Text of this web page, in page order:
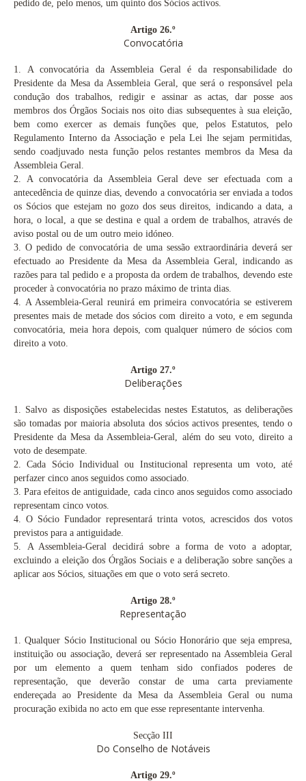
pedido de, pelo menos, um quinto dos Sócios activos.
Artigo 26.º
Convocatória
1.
A convocatória da Assembleia Geral é da responsabilidade do
Presidente da Mesa da Assembleia Geral, que será o responsável pela
condução dos trabalhos, redigir e assinar as actas, dar posse aos
membros dos Órgãos Sociais nos oito dias subsequentes à sua eleição,
bem como exercer as demais funções que, pelos Estatutos, pelo
Regulamento Interno da Associação e pela Lei lhe sejam permitidas,
sendo coadjuvado nesta função pelos restantes membros da Mesa da
Assembleia Geral.
2.
A convocatória da Assembleia Geral deve ser efectuada com a
antecedência de quinze dias, devendo a convocatória ser enviada a todos
os Sócios que estejam no gozo dos seus direitos, indicando a data, a
hora, o local, a que se destina e qual a ordem de trabalhos, através de
aviso postal ou de um outro meio idóneo.
3. O pedido de convocatória de uma sessão extraordinária deverá ser
efectuado ao Presidente da Mesa da Assembleia Geral, indicando as
razões para tal pedido e a proposta da ordem de trabalhos, devendo este
proceder à convocatória no prazo máximo de trinta dias.
4.
A Assembleia-Geral reunirá em primeira convocatória se estiverem
presentes mais de metade dos sócios com direito a voto, e em segunda
convocatória, meia hora depois, com qualquer número de sócios com
direito a voto.
Artigo 27.º
Deliberações
1.
Salvo as disposições estabelecidas nestes Estatutos, as deliberações
são tomadas por maioria absoluta dos sócios activos presentes, tendo o
Presidente da Mesa da Assembleia-Geral, além do seu voto, direito a
voto de desempate.
2.
Cada Sócio Individual ou Institucional representa um voto, até
perfazer cinco anos seguidos como associado.
3. Para efeitos de antiguidade, cada cinco anos seguidos como associado
representam cinco votos.
4.
O Sócio Fundador representará trinta votos, acrescidos dos votos
previstos para a antiguidade.
5.
A Assembleia-Geral decidirá sobre a forma de voto a adoptar,
excluindo a eleição dos Órgãos Sociais e a deliberação sobre sanções a
aplicar aos Sócios, situações em que o voto será secreto.
Artigo 28.º
Representação
1.
Qualquer Sócio Institucional ou Sócio Honorário que seja empresa,
instituição ou associação, deverá ser representado na Assembleia Geral
por um elemento a quem tenham sido confiados poderes de
representação, que deverão constar de uma carta previamente
endereçada ao Presidente da Mesa da Assembleia Geral ou numa
procuração exibida no acto em que esse representante intervenha.
Secção III
Do Conselho de Notáveis
Artigo 29.º